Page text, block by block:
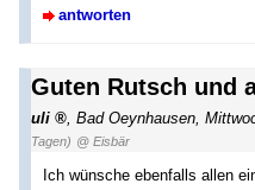
antworten
Guten Rutsch und
uli Bad Oeynhausen
Tagen) @ Eisbär
Ich wünsche ebenfalls allen